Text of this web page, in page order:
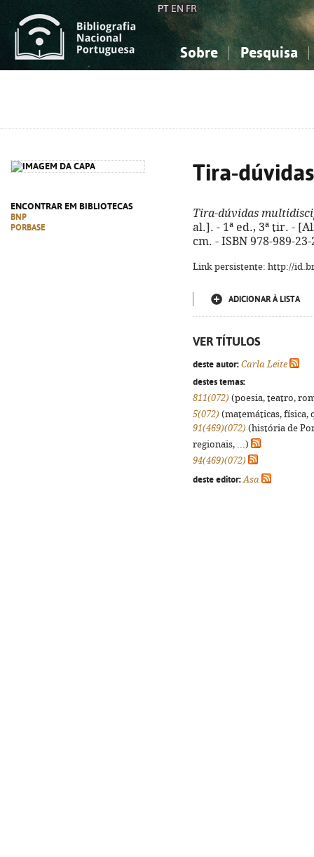
PT EN FR
Sobre Pesquisa
ENCONTRAR EM BIBLIOTECAS
BNP
PORBASE
Tira-
Tira-dúvidas
al.]. - 1ª ed., 3ª tir. -
cm. - ISBN 978-989-
Link persistente: http://
ADICIONAR À LISTA
VER TÍTULOS
deste autor: Carla Leite
destes temas:
811(072) (poesia, teatro,
5(072) (matemáticas, física,
91(469)(072) (história de
regionais, ...)
94(469)(072)
deste editor: Asa